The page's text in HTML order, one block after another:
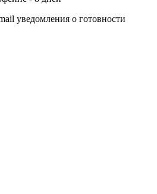
уведомления о готовности